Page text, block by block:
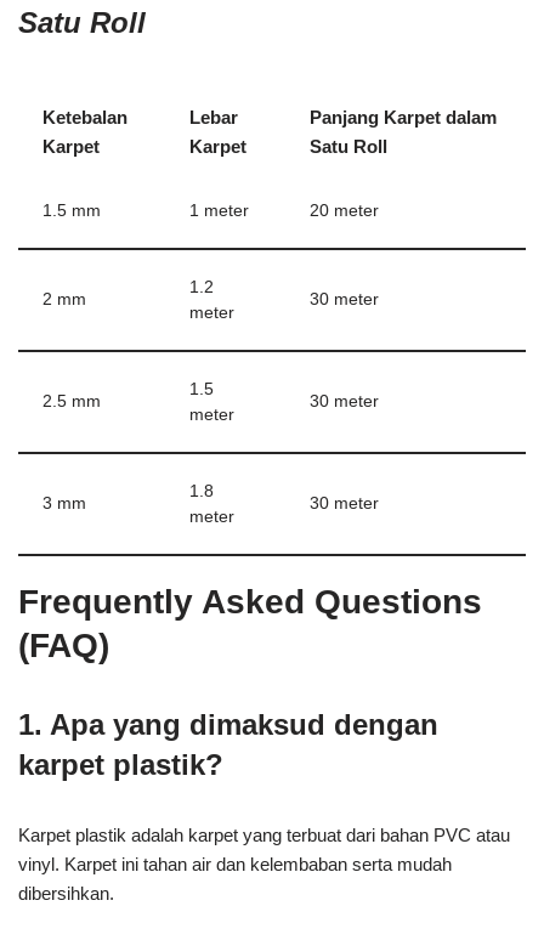
Satu Roll
Ketebalan
Karpet
Lebar
Karpet
Panjang Karpet dalam
Satu Roll
1.5 mm 1 meter 20 meter
2 mm
1.2
meter
30 meter
2.5 mm
1.5
meter
30 meter
3 mm
1.8
meter
30 meter
Frequently Asked Questions
(FAQ)
1. Apa yang dimaksud dengan
karpet plastik?
Karpet plastik adalah karpet yang terbuat dari bahan PVC atau
vinyl. Karpet ini tahan air dan kelembaban serta mudah
dibersihkan.